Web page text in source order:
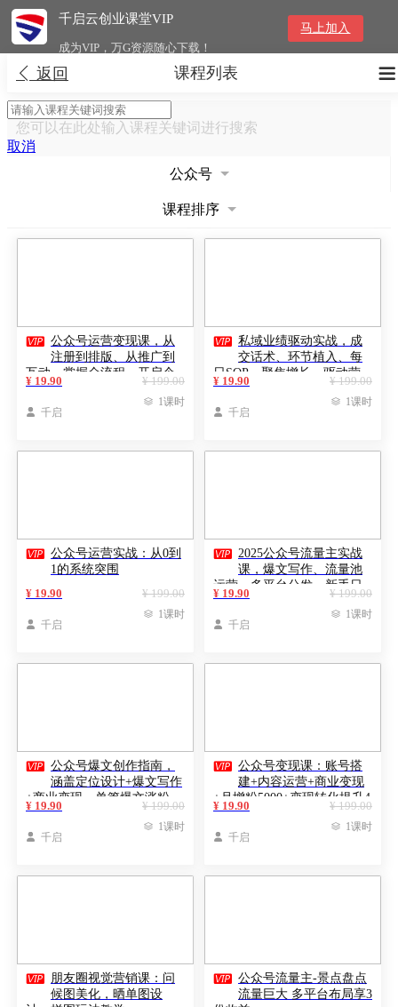
千启云创业课堂VIP
成为VIP，万G资源随心下载！
马上加入
 返回 
课程列表
您可以在此处输入课程关键词进行搜索
取消
公众号
课程排序
 公众号运营变现课，从
注册到排版、从推广到
互动，掌握全流程，开启个
人品牌月入30000+
¥ 199.00
¥ 19.90
 千启
 1课时
 私域业绩驱动实战，成
交话术、环节植入、每
日SOP，聚焦增长，驱动营
收持续突破
¥ 199.00
¥ 19.90
 千启
 1课时
 公众号运营实战：从0到
1的系统突围
¥ 199.00
¥ 19.90
 千启
 1课时
 2025公众号流量主实战
课，爆文写作、流量池
运营、多平台分发，新手日
入千元月赚5万+更新11月
¥ 199.00
¥ 19.90
 千启
 1课时
 公众号爆文创作指南，
涵盖定位设计+爆文写作
+商业变现，单篇爆文涨粉
5000+
¥ 199.00
¥ 19.90
 千启
 1课时
 公众号变现课：账号搭
建+内容运营+商业变现
+月增粉5000+变现转化提升4
倍
¥ 199.00
¥ 19.90
 千启
 1课时
 朋友圈视觉营销课：问
候图美化，晒单图设
 公众号流量主-景点盘点
流量巨大 多平台布局享3